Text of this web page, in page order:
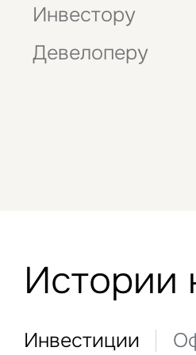
Инвестору
Девелоперу
Истории
Инвестиции